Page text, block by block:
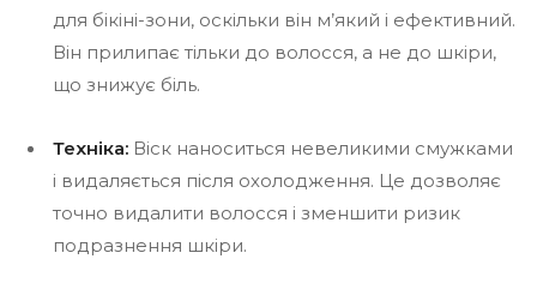
для бікіні-зони, оскільки він м’який і ефективний.
Він прилипає тільки до волосся, а не до шкіри,
що знижує біль.
Техніка: Віск наноситься невеликими смужками
і видаляється після охолодження. Це дозволяє
точно видалити волосся і зменшити ризик
подразнення шкіри.